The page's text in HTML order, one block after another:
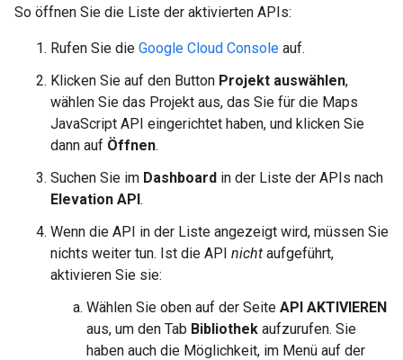
So öffnen Sie die Liste der aktivierten APIs:
Rufen Sie die Google Cloud Console auf.
Klicken Sie auf den Button Projekt auswählen,
wählen Sie das Projekt aus, das Sie für die Maps
JavaScript API eingerichtet haben, und klicken Sie
dann auf Öffnen.
Suchen Sie im Dashboard in der Liste der APIs nach
Elevation API.
Wenn die API in der Liste angezeigt wird, müssen Sie
nichts weiter tun. Ist die API nicht aufgeführt,
aktivieren Sie sie:
Wählen Sie oben auf der Seite API AKTIVIEREN
aus, um den Tab Bibliothek aufzurufen. Sie
haben auch die Möglichkeit, im Menü auf der